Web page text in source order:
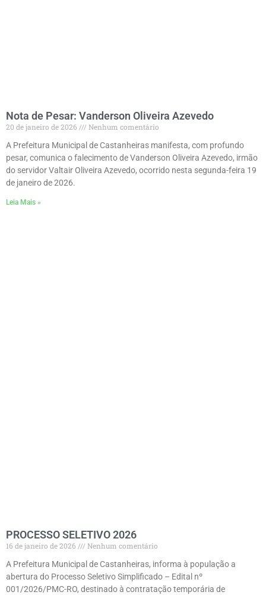
Nota de Pesar: Vanderson Oliveira Azevedo
20 de janeiro de 2026
Nenhum comentário
A Prefeitura Municipal de Castanheiras manifesta, com profundo
pesar, comunica o falecimento de Vanderson Oliveira Azevedo, irmão
do servidor Valtair Oliveira Azevedo, ocorrido nesta segunda-feira 19
de janeiro de 2026.
Leia Mais »
PROCESSO SELETIVO 2026
16 de janeiro de 2026
Nenhum comentário
A Prefeitura Municipal de Castanheiras, informa à população a
abertura do Processo Seletivo Simplificado – Edital nº
001/2026/PMC-RO, destinado à contratação temporária de